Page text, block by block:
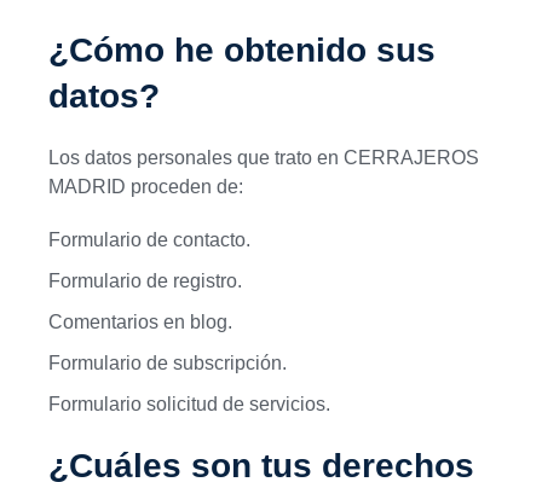
¿Cómo he obtenido sus
datos?
Los datos personales que trato en CERRAJEROS
MADRID proceden de:
Formulario de contacto.
Formulario de registro.
Comentarios en blog.
Formulario de subscripción.
Formulario solicitud de servicios.
¿Cuáles son tus derechos